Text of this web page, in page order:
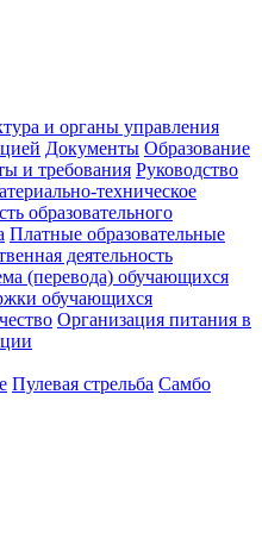
и органы управления
Документы Образование
и требования Руководство
техническое
образовательного
Платные образовательные
деятельность
(перевода) обучающихся
обучающихся
Организация питания в
Пулевая стрельба Самбо